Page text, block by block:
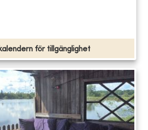
för tillgänglighet